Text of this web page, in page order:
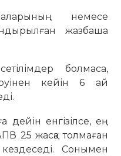
немесе
жазбаша
болмаса,
кейін 6 ай
дейін енгізілсе, ең
25 жасқа толмаған
Сонымен